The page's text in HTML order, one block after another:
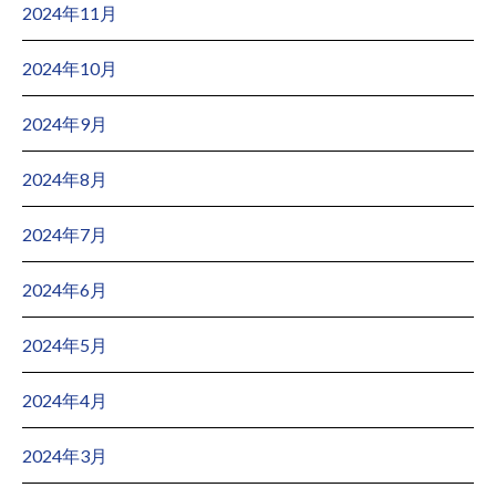
2024年11月
2024年10月
2024年9月
2024年8月
2024年7月
2024年6月
2024年5月
2024年4月
2024年3月